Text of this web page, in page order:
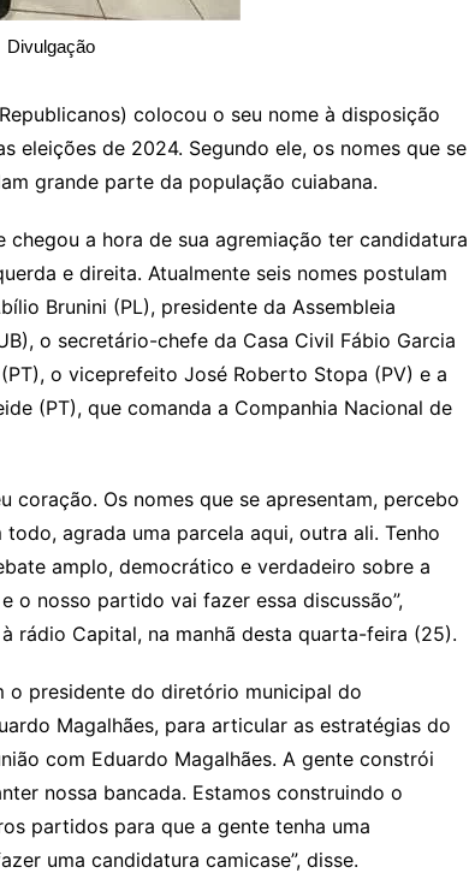
Divulgação
colocou o seu nome à disposição
eleições de 2024. Segundo ele, os nomes que se
grande parte da população cuiabana.
a hora de sua agremiação ter candidatura
e direita. Atualmente seis nomes postulam
Brunini (PL), presidente da Assembleia
o secretário-chefe da Casa Civil Fábio Garcia
o viceprefeito José Roberto Stopa (PV) e a
(PT), que comanda a Companhia Nacional de
coração. Os nomes que se apresentam, percebo
agrada uma parcela aqui, outra ali. Tenho
amplo, democrático e verdadeiro sobre a
o nosso partido vai fazer essa discussão”,
rádio Capital, na manhã desta quarta-feira (25).
o presidente do diretório municipal do
Magalhães, para articular as estratégias do
com Eduardo Magalhães. A gente constrói
nossa bancada. Estamos construindo o
partidos para que a gente tenha uma
uma candidatura camicase”, disse.